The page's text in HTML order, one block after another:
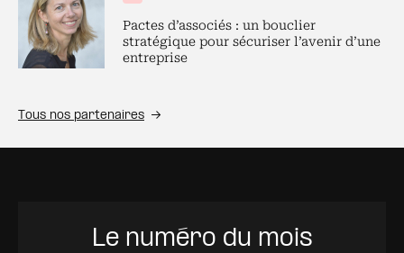
Pactes d’associés : un bouclier
stratégique pour sécuriser l’avenir d’une
entreprise
Tous nos partenaires
Le numéro du mois